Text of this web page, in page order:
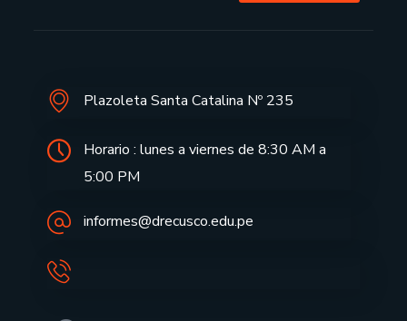
Plazoleta Santa Catalina Nº 235
Horario : lunes a viernes de 8:30 AM a
5:00 PM
informes@drecusco.edu.pe